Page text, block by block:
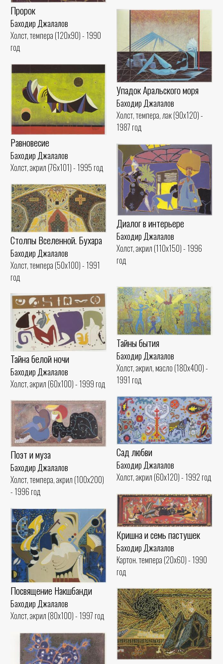
Пророк
Баходир Джалалов
Холст, темпера (120x90) - 1990
год
Упадок Аральского моря
Баходир Джалалов
Холст, темпера, лак (90x120) -
1987 год
Равновесие
Баходир Джалалов
Холст, акрил (76x101) - 1995 год
Диалог в интерьере
Баходир Джалалов
Холст, акрил (110x150) - 1996
год
Столпы Вселенной. Бухара
Баходир Джалалов
Холст, темпера (50x100) - 1991
год
Тайны бытия
Баходир Джалалов
Холст, акрил, масло (180x400) -
1991 год
Тайна белой ночи
Баходир Джалалов
Холст, акрил (60x100) - 1999 год
Сад любви
Баходир Джалалов
Холст, акрил (60x120) - 1992 год
Поэт и муза
Баходир Джалалов
Холст, темпера, акрил (100x200)
- 1996 год
Кришна и семь пастушек
Баходир Джалалов
Картон. темпера (20x60) - 1990
год
Посвящение Накшбанди
Баходир Джалалов
Холст, акрил (80x100) - 1997 год